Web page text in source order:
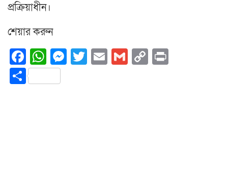
প্রক্রিয়াধীন।
শেয়ার করুন
Facebook
WhatsApp
Messenger
Twitter
EmailGmail
Copy
Share